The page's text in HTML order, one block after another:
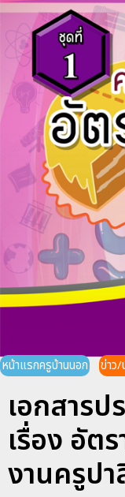
หน้าแรกครูบ้านนอก ข่าว
เอกสารป
เรื่อง อัต
งานครูป